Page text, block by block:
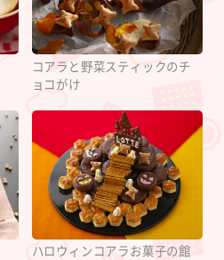
コアラと野菜スティックのチ
ョコがけ
ハロウィンコアラお菓子の館